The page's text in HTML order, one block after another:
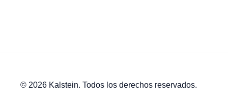
© 2026 Kalstein. Todos los derechos reservados.